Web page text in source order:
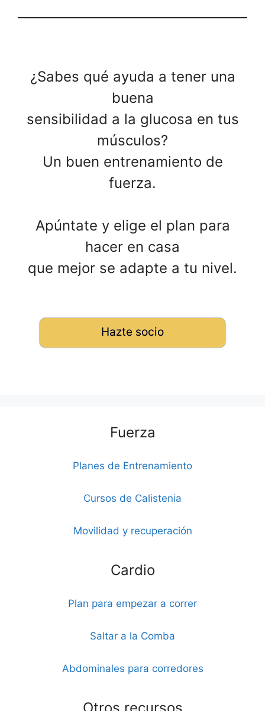
¿Sabes qué ayuda a tener una
buena
sensibilidad a la glucosa en tus
músculos?
Un buen entrenamiento de
fuerza.
Apúntate y elige el plan para
hacer en casa
que mejor se adapte a tu nivel.
Hazte socio
Fuerza
Planes de Entrenamiento
Cursos de Calistenia
Movilidad y recuperación
Cardio
Plan para empezar a correr
Saltar a la Comba
Abdominales para corredores
Otros recursos